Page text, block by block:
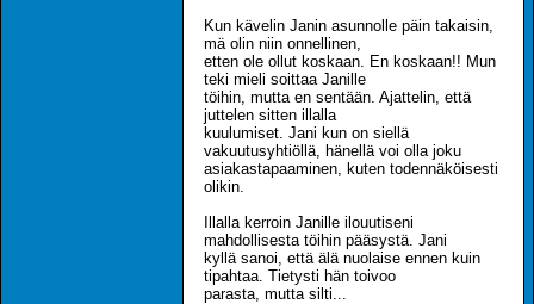
Kun kävelin Janin asunnolle päin takaisin,
mä olin niin onnellinen,
etten ole ollut koskaan. En koskaan!! Mun
teki mieli soittaa Janille
töihin, mutta en sentään. Ajattelin, että
juttelen sitten illalla
kuulumiset. Jani kun on siellä
vakuutusyhtiöllä, hänellä voi olla joku
asiakastapaaminen, kuten todennäköisesti
olikin.
Illalla kerroin Janille ilouutiseni
mahdollisesta töihin pääsystä. Jani
kyllä sanoi, että älä nuolaise ennen kuin
tipahtaa. Tietysti hän toivoo
parasta, mutta silti...